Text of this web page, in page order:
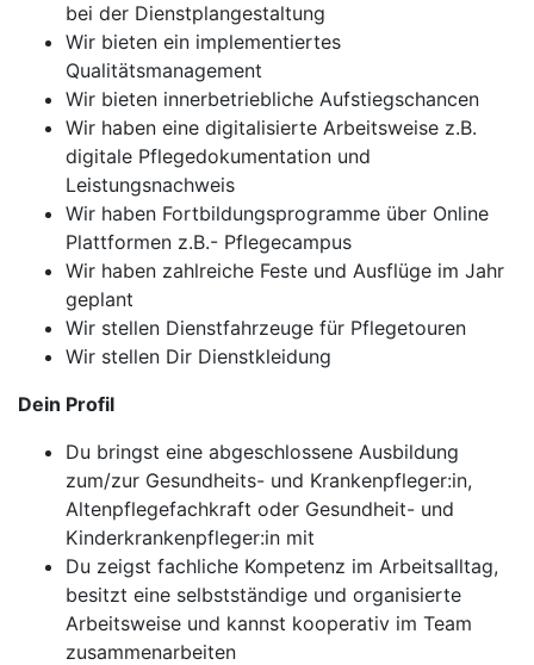
bei der Dienstplangestaltung
Wir bieten ein implementiertes
Qualitätsmanagement
Wir bieten innerbetriebliche Aufstiegschancen
Wir haben eine digitalisierte Arbeitsweise z.B.
digitale Pflegedokumentation und
Leistungsnachweis
Wir haben Fortbildungsprogramme über Online
Plattformen z.B.- Pflegecampus
Wir haben zahlreiche Feste und Ausflüge im Jahr
geplant
Wir stellen Dienstfahrzeuge für Pflegetouren
Wir stellen Dir Dienstkleidung
Dein Profil
Du bringst eine abgeschlossene Ausbildung
zum/zur Gesundheits- und Krankenpfleger:in,
Altenpflegefachkraft oder Gesundheit- und
Kinderkrankenpfleger:in mit
Du zeigst fachliche Kompetenz im Arbeitsalltag,
besitzt eine selbstständige und organisierte
Arbeitsweise und kannst kooperativ im Team
zusammenarbeiten